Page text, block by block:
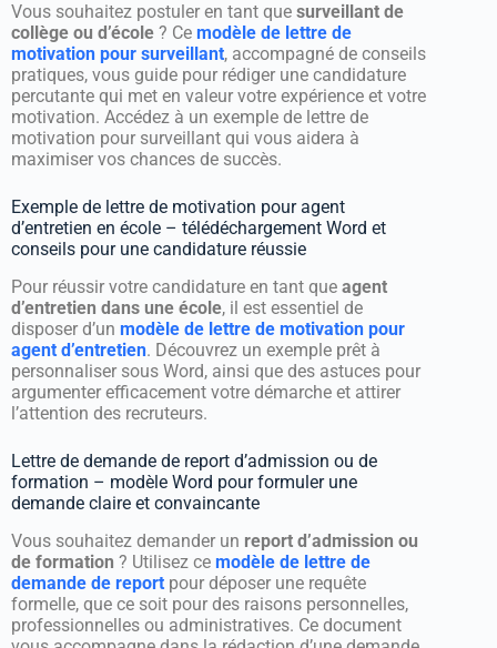
Vous souhaitez postuler en tant que surveillant de
collège ou d’école ? Ce modèle de lettre de
motivation pour surveillant, accompagné de conseils
pratiques, vous guide pour rédiger une candidature
percutante qui met en valeur votre expérience et votre
motivation. Accédez à un exemple de lettre de
motivation pour surveillant qui vous aidera à
maximiser vos chances de succès.
Exemple de lettre de motivation pour agent
d’entretien en école – télédéchargement Word et
conseils pour une candidature réussie
Pour réussir votre candidature en tant que agent
d’entretien dans une école, il est essentiel de
disposer d’un modèle de lettre de motivation pour
agent d’entretien. Découvrez un exemple prêt à
personnaliser sous Word, ainsi que des astuces pour
argumenter efficacement votre démarche et attirer
l’attention des recruteurs.
Lettre de demande de report d’admission ou de
formation – modèle Word pour formuler une
demande claire et convaincante
Vous souhaitez demander un report d’admission ou
de formation ? Utilisez ce modèle de lettre de
demande de report pour déposer une requête
formelle, que ce soit pour des raisons personnelles,
professionnelles ou administratives. Ce document